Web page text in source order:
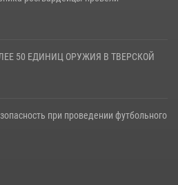
50 ЕДИНИЦ ОРУЖИЯ В ТВЕРСКОЙ
при проведении футбольного